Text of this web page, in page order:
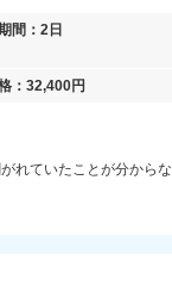
間： 2日
： 32,400円
れていたことが分からな